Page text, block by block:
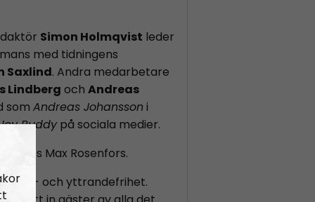
Simon Holmqvist leder
med tidningens
Saxlind. Andra medarbetare
Lindberg ochAndreas
somAndreas Johansson i
Buddy på sociala medier.
Max Rosenfors.
åsikt- och yttrandefrihet.